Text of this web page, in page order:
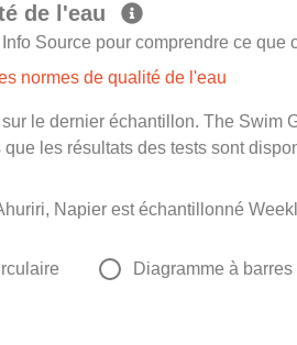
de l'eau
Source pour comprendre ce que
normes de qualité de l'eau
le dernier échantillon. The Swim
les résultats des tests sont
Napier est échantillonné
Diagramme à barres